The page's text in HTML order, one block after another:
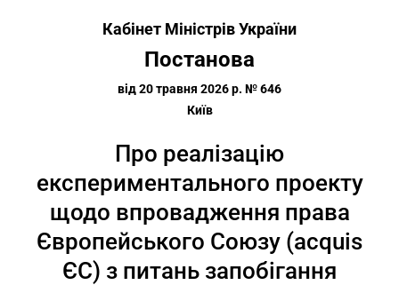
Кабінет Міністрів України
Постанова
від 20 травня 2026 р. № 646
Київ
Про реалізацію
експериментального проекту
щодо впровадження права
Європейського Союзу (acquis
ЄС) з питань запобігання